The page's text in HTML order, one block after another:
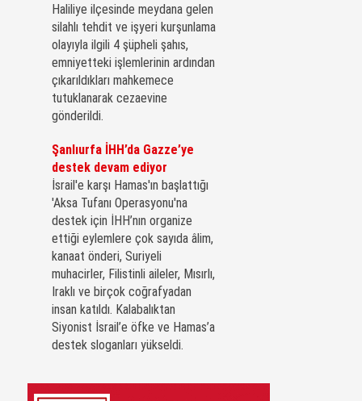
Haliliye ilçesinde meydana gelen
silahlı tehdit ve işyeri kurşunlama
olayıyla ilgili 4 şüpheli şahıs,
emniyetteki işlemlerinin ardından
çıkarıldıkları mahkemece
tutuklanarak cezaevine
gönderildi.
Şanlıurfa İHH’da Gazze’ye
destek devam ediyor
İsrail'e karşı Hamas'ın başlattığı
'Aksa Tufanı Operasyonu'na
destek için İHH’nın organize
ettiği eylemlere çok sayıda âlim,
kanaat önderi, Suriyeli
muhacirler, Filistinli aileler, Mısırlı,
Iraklı ve birçok coğrafyadan
insan katıldı. Kalabalıktan
Siyonist İsrail’e öfke ve Hamas’a
destek sloganları yükseldi.